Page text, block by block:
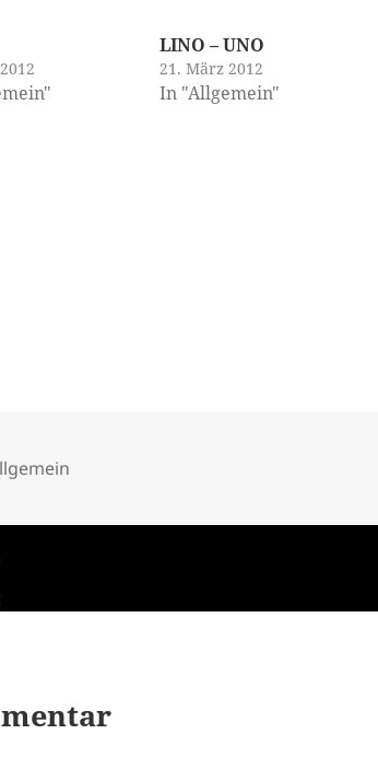
LINO – UNO
21. März 2012
In "Allgemein"